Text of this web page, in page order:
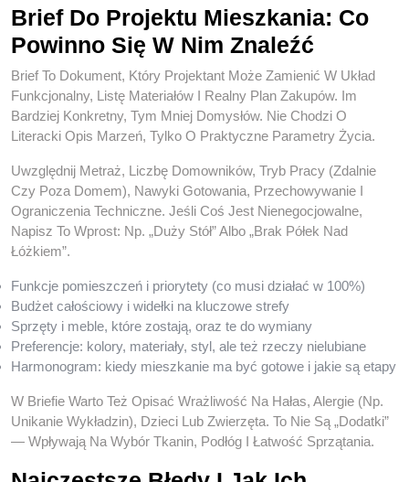
Brief Do Projektu Mieszkania: Co
Powinno Się W Nim Znaleźć
Brief To Dokument, Który Projektant Może Zamienić W Układ
Funkcjonalny, Listę Materiałów I Realny Plan Zakupów. Im
Bardziej Konkretny, Tym Mniej Domysłów. Nie Chodzi O
Literacki Opis Marzeń, Tylko O Praktyczne Parametry Życia.
Uwzględnij Metraż, Liczbę Domowników, Tryb Pracy (zdalnie
Czy Poza Domem), Nawyki Gotowania, Przechowywanie I
Ograniczenia Techniczne. Jeśli Coś Jest Nienegocjowalne,
Napisz To Wprost: Np. „duży Stół” Albo „brak Półek Nad
Łóżkiem”.
Funkcje pomieszczeń i priorytety (co musi działać w 100%)
Budżet całościowy i widełki na kluczowe strefy
Sprzęty i meble, które zostają, oraz te do wymiany
Preferencje: kolory, materiały, styl, ale też rzeczy nielubiane
Harmonogram: kiedy mieszkanie ma być gotowe i jakie są etapy
W Briefie Warto Też Opisać Wrażliwość Na Hałas, Alergie (np.
Unikanie Wykładzin), Dzieci Lub Zwierzęta. To Nie Są „dodatki”
— Wpływają Na Wybór Tkanin, Podłóg I Łatwość Sprzątania.